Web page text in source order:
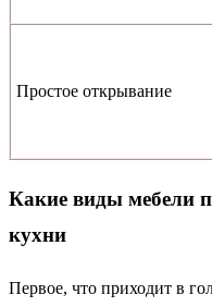
Простое открывание
Какие виды мебели
кухни
Первое, что приходит в